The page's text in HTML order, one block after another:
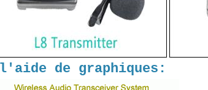
de graphiques: